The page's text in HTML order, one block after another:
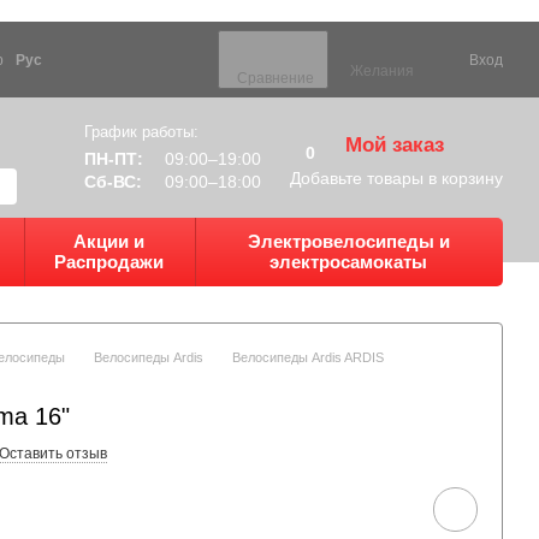
Рус
Сравнение
Желания
Вход
График работы:
ПН-ПТ:
09:00–19:00
Сб-ВС:
09:00–18:00
0 Мой заказ
Добавьте товары в корзину
Акции и
Распродажи
Электровелосипеды и
электросамокаты
Велосипеды Ardis
Велосипеды Ardis ARDIS
16"
Оставить отзыв